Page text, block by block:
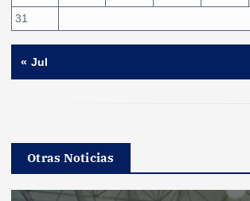
31
« Jul
Otras Noticias